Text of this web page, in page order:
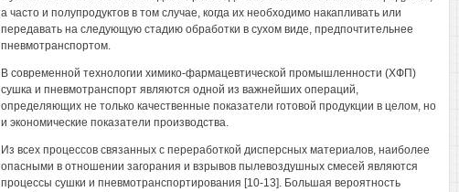
а часто и полупродуктов в том случае, когда их необходимо накапливать или
передавать на следующую стадию обработки в сухом виде, предпочтительнее
пневмотранспортом.
В современной технологии химико-фармацевтической промышленности (ХФП)
сушка и пневмотранспорт являются одной из важнейших операций,
определяющих не только качественные показатели готовой продукции в целом, но
и экономические показатели производства.
Из всех процессов связанных с переработкой дисперсных материалов, наиболее
опасными в отношении загорания и взрывов пылевоздушных смесей являются
процессы сушки и пневмотранспортирования [10-13]. Большая вероятность